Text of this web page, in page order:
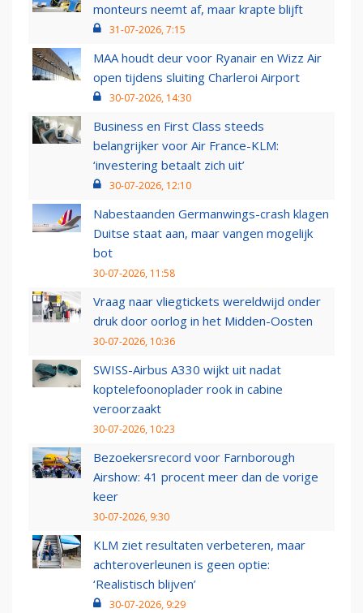
monteurs neemt af, maar krapte blijft
31-07-2026, 7:15
MAA houdt deur voor Ryanair en Wizz Air
open tijdens sluiting Charleroi Airport
30-07-2026, 14:30
Business en First Class steeds
belangrijker voor Air France-KLM:
‘investering betaalt zich uit’
30-07-2026, 12:10
Nabestaanden Germanwings-crash klagen
Duitse staat aan, maar vangen mogelijk
bot
30-07-2026, 11:58
Vraag naar vliegtickets wereldwijd onder
druk door oorlog in het Midden-Oosten
30-07-2026, 10:36
SWISS-Airbus A330 wijkt uit nadat
koptelefoonoplader rook in cabine
veroorzaakt
30-07-2026, 10:23
Bezoekersrecord voor Farnborough
Airshow: 41 procent meer dan de vorige
keer
30-07-2026, 9:30
KLM ziet resultaten verbeteren, maar
achteroverleunen is geen optie:
‘Realistisch blijven’
30-07-2026, 9:29